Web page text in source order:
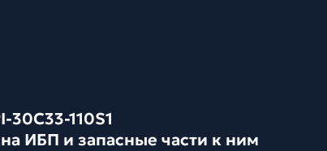
110S1
ИБП и запасные части к ним